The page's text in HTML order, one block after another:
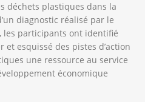
déchets plastiques dans la
diagnostic réalisé par le
les participants ont identifié
esquissé des pistes d’action
une ressource au service
économique